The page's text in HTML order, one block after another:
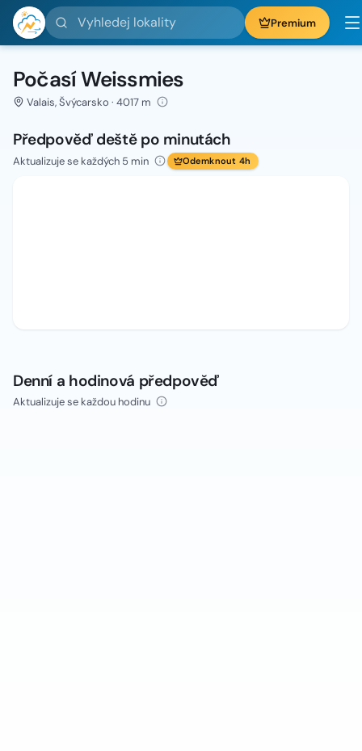
Vyhledej lokality Premium
Počasí Weissmies
Valais, Švýcarsko · 4017 m
Předpověď deště po minutách
Aktualizuje se každých 5 min Odemknout 4h
Denní a hodinová předpověď
Aktualizuje se každou hodinu